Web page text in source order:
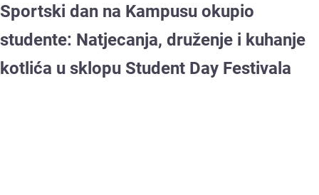
Sportski dan na Kampusu okupio
studente: Natjecanja, druženje i kuhanje
kotlića u sklopu Student Day Festivala